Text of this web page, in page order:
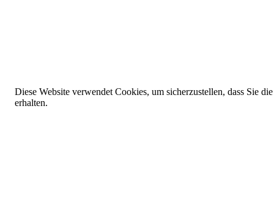
Diese Website verwendet Cookies, um sicherzustellen, dass Sie
erhalten.